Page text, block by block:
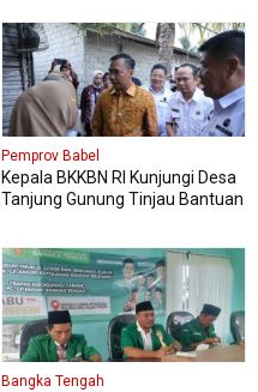
Pemprov Babel
Kepala BKKBN RI Kunjungi Desa
Tanjung Gunung Tinjau Bantuan
Bangka Tengah